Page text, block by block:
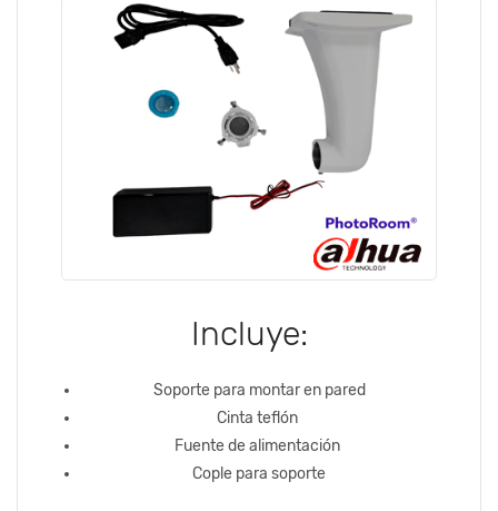
Incluye:
Soporte para montar en pared
Cinta teflón
Fuente de alimentación
Cople para soporte